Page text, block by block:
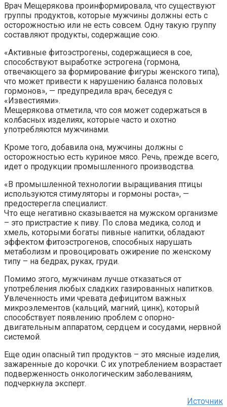
Врач Мещерякова проинформировала, что существуют
группы продуктов, которые мужчины должны есть с
осторожностью или не есть совсем. Одну такую группу
составляют продукты, содержащие сою.
«Активные фитоэстрогены, содержащиеся в сое,
способствуют выработке эстрогена (гормона,
отвечающего за формирование фигуры женского типа),
что может привести к нарушению баланса половых
гормонов», — предупредила врач, беседуя с
«Известиями».
Мещерякова отметила, что соя может содержаться в
колбасных изделиях, которые часто и охотно
употребляются мужчинами.
Кроме того, добавила она, мужчины должны с
осторожностью есть куриное мясо. Речь, прежде всего,
идет о продукции промышленного производства.
«В промышленной технологии выращивания птицы
используются стимуляторы и гормоны роста», —
предостерегла специалист.
Что еще негативно сказывается на мужском организме
– это пристрастие к пиву. По слова медика, солод и
хмель, которыми богаты пивные напитки, обладают
эффектом фитоэстрогенов, способных нарушать
метаболизм и провоцировать ожирение по женскому
типу – на бедрах, руках, груди.
Помимо этого, мужчинам лучше отказаться от
употребления любых сладких газированных напитков.
Увлеченность ими чревата дефицитом важных
микроэлементов (кальций, магний, цинк), который
способствует появлению проблем с опорно-
двигательным аппаратом, сердцем и сосудами, нервной
системой.
Еще один опасный тип продуктов – это мясные изделия,
зажаренные до корочки. С их употреблением возрастает
подверженность онкологическим заболеваниям,
подчеркнула эксперт.
Источник